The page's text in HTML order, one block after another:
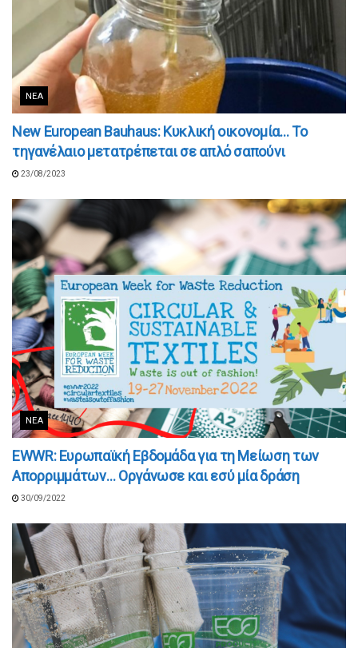
ΝΈΑ
New European Bauhaus: Κυκλική οικονομία… Το
τηγανέλαιο μετατρέπεται σε απλό σαπούνι
23/08/2023
ΝΈΑ
EWWR: Ευρωπαϊκή Εβδομάδα για τη Μείωση των
Απορριμμάτων… Οργάνωσε και εσύ μία δράση
30/09/2022